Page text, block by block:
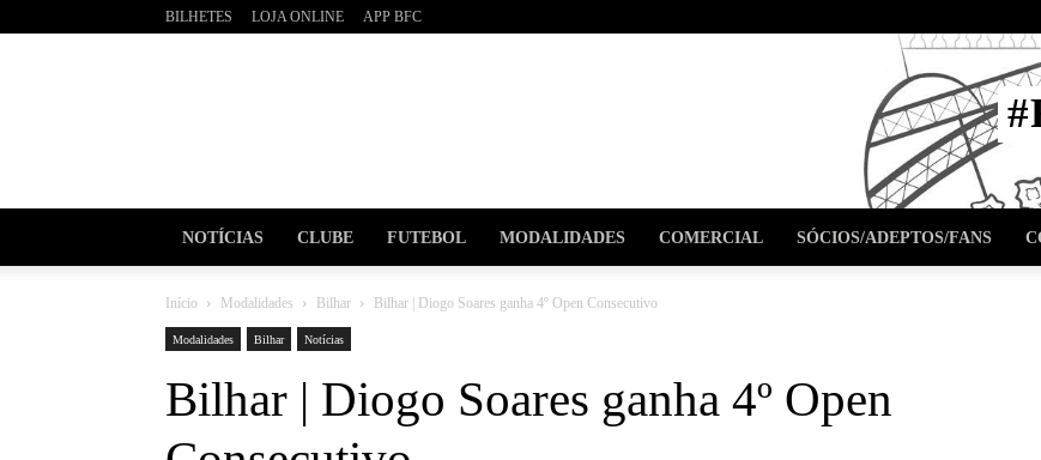
BILHETES LOJA ONLINE APP BFC
NOTÍCIAS CLUBE FUTEBOL MODALIDADES COMERCIAL SÓCIOS/ADEPTOS/FANS
Início Modalidades Bilhar Bilhar | Diogo Soares ganha 4º Open Consecutivo
Modalidades Bilhar Notícias
Bilhar | Diogo Soares ganha 4º Open